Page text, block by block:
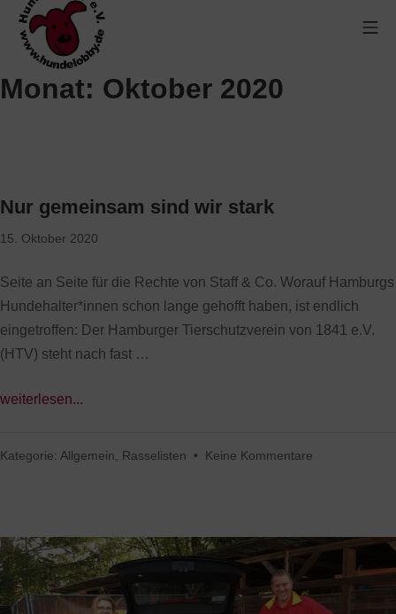
Monat: Oktober 2020
Nur gemeinsam sind wir stark
15. Oktober 2020
Seite an Seite für die Rechte von Staff & Co. Worauf Hamburgs
Hundehalter*innen schon lange gehofft haben, ist endlich
eingetroffen: Der Hamburger Tierschutzverein von 1841 e.V.
(HTV) steht nach fast …
weiterlesen...
Kategorie: Allgemein Rasselisten • Keine Kommentare